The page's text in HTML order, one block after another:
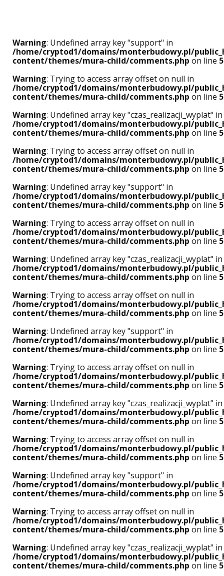
Warning: Undefined array key "support" in
/home/cryptod1/domains/monterbudowy.pl/
content/themes/mura-child/comments.php on line
Warning: Trying to access array offset on null in
/home/cryptod1/domains/monterbudowy.pl/
content/themes/mura-child/comments.php on line
Warning: Undefined array key "czas_realizacji_wyplat" in
/home/cryptod1/domains/monterbudowy.pl/
content/themes/mura-child/comments.php on line
Warning: Trying to access array offset on null in
/home/cryptod1/domains/monterbudowy.pl/
content/themes/mura-child/comments.php on line
Warning: Undefined array key "support" in
/home/cryptod1/domains/monterbudowy.pl/
content/themes/mura-child/comments.php on line
Warning: Trying to access array offset on null in
/home/cryptod1/domains/monterbudowy.pl/
content/themes/mura-child/comments.php on line
Warning: Undefined array key "czas_realizacji_wyplat" in
/home/cryptod1/domains/monterbudowy.pl/
content/themes/mura-child/comments.php on line
Warning: Trying to access array offset on null in
/home/cryptod1/domains/monterbudowy.pl/
content/themes/mura-child/comments.php on line
Warning: Undefined array key "support" in
/home/cryptod1/domains/monterbudowy.pl/
content/themes/mura-child/comments.php on line
Warning: Trying to access array offset on null in
/home/cryptod1/domains/monterbudowy.pl/
content/themes/mura-child/comments.php on line
Warning: Undefined array key "czas_realizacji_wyplat" in
/home/cryptod1/domains/monterbudowy.pl/
content/themes/mura-child/comments.php on line
Warning: Trying to access array offset on null in
/home/cryptod1/domains/monterbudowy.pl/
content/themes/mura-child/comments.php on line
Warning: Undefined array key "support" in
/home/cryptod1/domains/monterbudowy.pl/
content/themes/mura-child/comments.php on line
Warning: Trying to access array offset on null in
/home/cryptod1/domains/monterbudowy.pl/
content/themes/mura-child/comments.php on line
Warning: Undefined array key "czas_realizacji_wyplat" in
/home/cryptod1/domains/monterbudowy.pl/
content/themes/mura-child/comments.php on line